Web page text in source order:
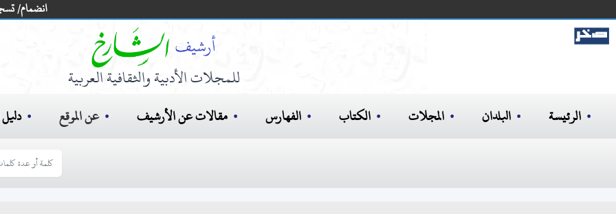
انضمام/
للمجلات الأدبية والثقافية العربية
الرئيسة البلدان المجلات الكتاب الفهارس مقالات عن الأرشيف عن الموقع دليل